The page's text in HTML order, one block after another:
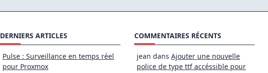
DERNIERS ARTICLES
Pulse : Surveillance en temps réel
pour Proxmox
COMMENTAIRES RÉCENTS
jean dansAjouter une nouvelle
police de type ttf accéssible pour